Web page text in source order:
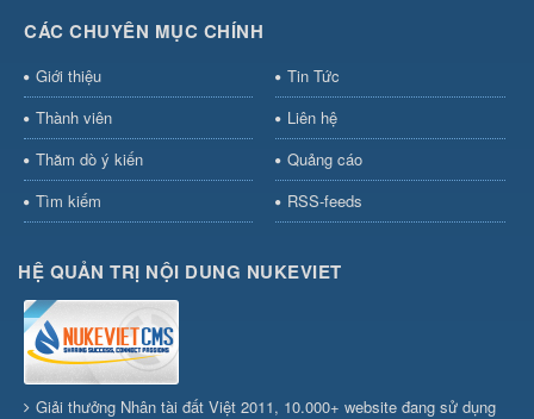
CÁC CHUYÊN MỤC CHÍNH
Giới thiệu
Tin Tức
Thành viên
Liên hệ
Thăm dò ý kiến
Quảng cáo
Tìm kiếm
RSS-feeds
HỆ QUẢN TRỊ NỘI DUNG NUKEVIET
Giải thưởng Nhân tài đất Việt 2011, 10.000+ website đang sử dụng